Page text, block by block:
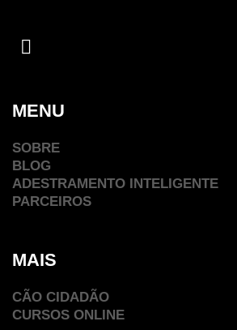
MENU
SOBRE
BLOG
ADESTRAMENTO INTELIGENTE
PARCEIROS
MAIS
CÃO CIDADÃO
CURSOS ONLINE